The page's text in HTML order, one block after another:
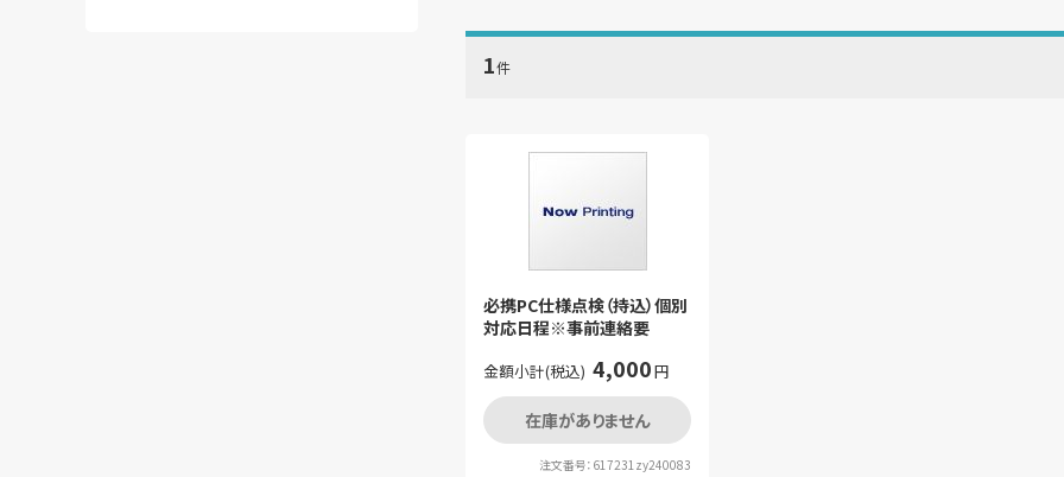
1件
必携PC仕様点検（持込）個別
対応日程※事前連絡要
金額小計(税込) 4,000円
在庫がありません
注文番号：617231zy240083